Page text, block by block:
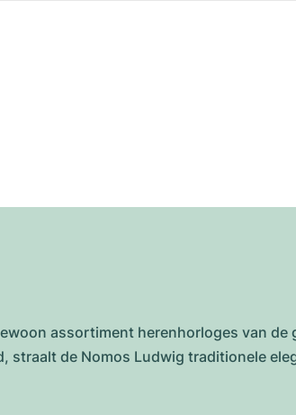
assortiment herenhorloges van de
de Nomos Ludwig traditionele